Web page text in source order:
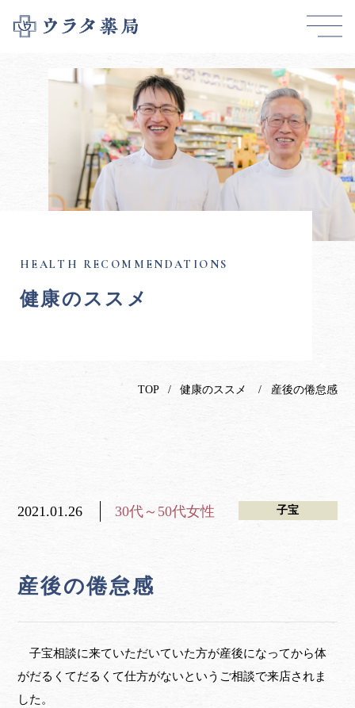
健康のススメ
TOP 健康のススメ 産後の倦怠感
2021.01.26 30代～50代女性 子宝
産後の倦怠感
子宝相談に来ていただいていた方が産後になってから体
がだるくてだるくて仕方がないというご相談で来店されま
した。